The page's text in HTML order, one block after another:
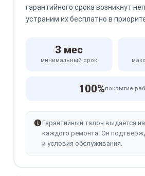
гарантийного срока возникнут
устраним их бесплатно в
3 мес
минимальный срок
100%покрытие
Гарантийный талон выдаётся
каждого ремонта. Он
и условия обслуживания.